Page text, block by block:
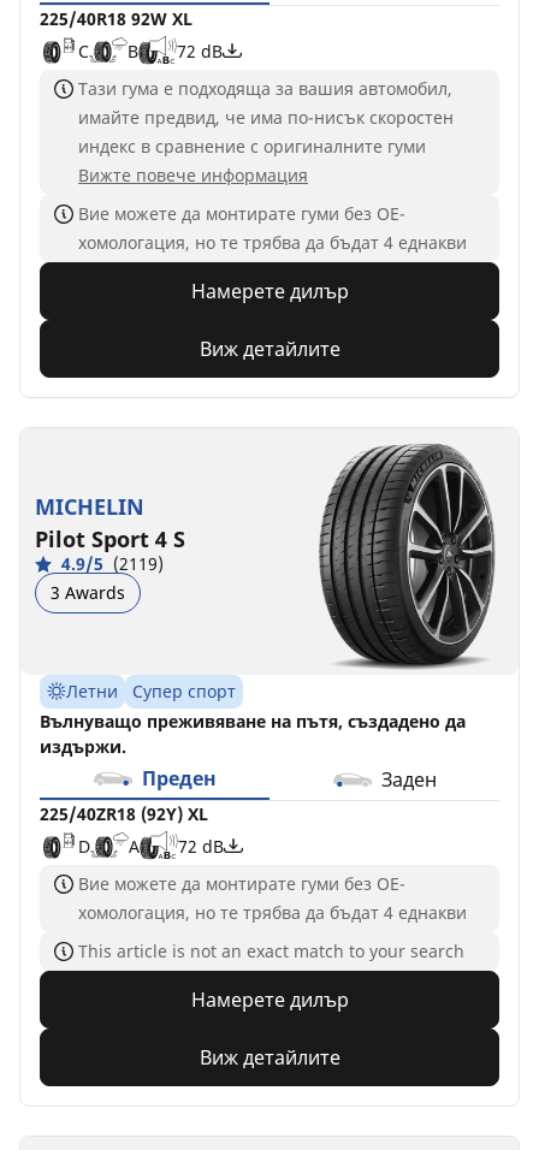
225/40R18 92W XL
C
B
72 dB
Тази гума е подходяща за вашия автомобил,
имайте предвид, че има по-нисък скоростен
индекс в сравнение с оригиналните гуми
Вижте повече информация
Вие можете да монтирате гуми без ОЕ-
хомологация, но те трябва да бъдат 4 еднакви
Намерете дилър
Виж детайлите
MICHELIN
Pilot Sport 4 S
4.9/5 (2119)
3 Awards
Летни
Супер спорт
Вълнуващо преживяване на пътя, създадено да
издържи.
Преден Заден
225/40ZR18 (92Y) XL
D
A
72 dB
Вие можете да монтирате гуми без ОЕ-
хомологация, но те трябва да бъдат 4 еднакви
This article is not an exact match to your search
Намерете дилър
Виж детайлите